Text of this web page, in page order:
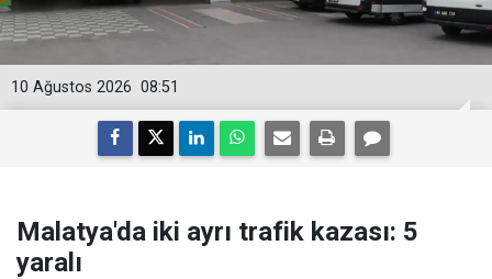
08:51
10 Ağustos 2026
Malatya'da iki ayrı trafik kazası: 5
yaralı